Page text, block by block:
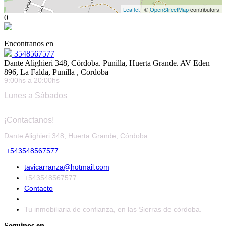
Leaflet | ©OpenStreetMapcontributors
0
Encontranos en
3548567577
Dante Alighieri 348, Córdoba. Punilla, Huerta Grande. AV Eden
896, La Falda, Punilla , Cordoba
9:00hs a 20:00hs
Lunes a Sábados
¡Contactanos!
Dante Alighieri 348, Huerta Grande, Córdoba
+543548567577
tavicarranza@hotmail.com
+543548567577
Contacto
Tu inmobiliaria de confianza, en las Sierras de córdoba.